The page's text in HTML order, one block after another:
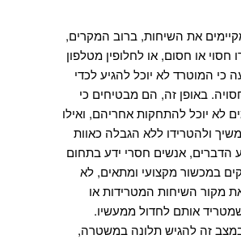
את השיחות, ברוב המקרים,
חסוי או חסום, או לחלופין מטלפון
כי המוטרד לא יוכל להגיע לכדי
באופן זה, הם מבטיחים כי
לא יוכל להתחקות אחריהם, ואילו
ולהטרידו ללא הגבלה כאוות
אנשים חסרי ידע בתחום
במכשור מקצועי ומתאים, לא
מקור השיחות המטרידות או
אותם לחדול ממעשיו.
זה להגיש תלונה במשטרה,